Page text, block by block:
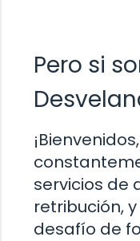
Pero si
servicios de
retribución,
desafío de